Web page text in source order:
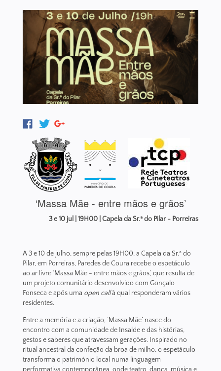
‘Massa Mãe - entre mãos e grãos’
3 e 10 jul | 19H00 | Capela da Sr.ª do Pilar - Porreiras
A 3 e 10 de julho, sempre pelas 19H00, a Capela da Sr.ª do
Pilar, em Porreiras, Paredes de Coura recebe o espetáculo
ao ar livre ‘Massa Mãe - entre mãos e grãos’, que resulta de
um projeto comunitário desenvolvido com Gonçalo
Fonseca e após uma open callà qual responderam vários
residentes.
Entre a memória e a criação, ‘Massa Mãe’ nasce do
encontro com a comunidade de Insalde e das histórias,
gestos e saberes que atravessam gerações. Inspirado no
ritual ancestral da confeção da broa de milho, o espetáculo
transforma o património local numa linguagem